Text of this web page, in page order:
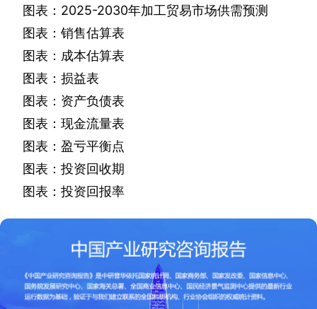
图表： 2025-2030年加工贸易市场供需预测
图表：销售估算表
图表：成本估算表
图表：损益表
图表：资产负债表
图表：现金流量表
图表：盈亏平衡点
图表：投资回收期
图表：投资回报率